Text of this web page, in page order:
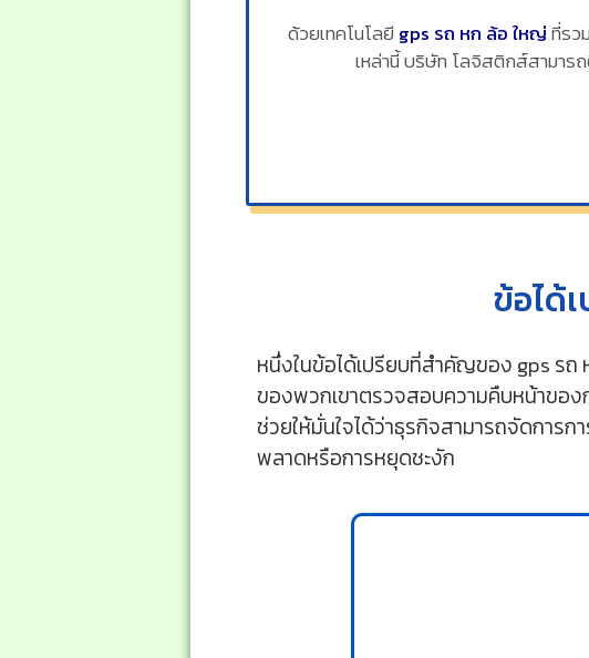
ด้วยเทคโนโลยี gps รถ หก ล้อ ใหญ่ที่รว
เหล่านี้ บริษัท โลจิสติกส์สามาร
ข้อได้
หนึ่งในข้อได้เปรียบที่สำคัญของ gps ร
ของพวกเขาตรวจสอบความคืบหน้าของ
ช่วยให้มั่นใจได้ว่าธุรกิจสามารถจัดการ
พลาดหรือการหยุดชะงัก